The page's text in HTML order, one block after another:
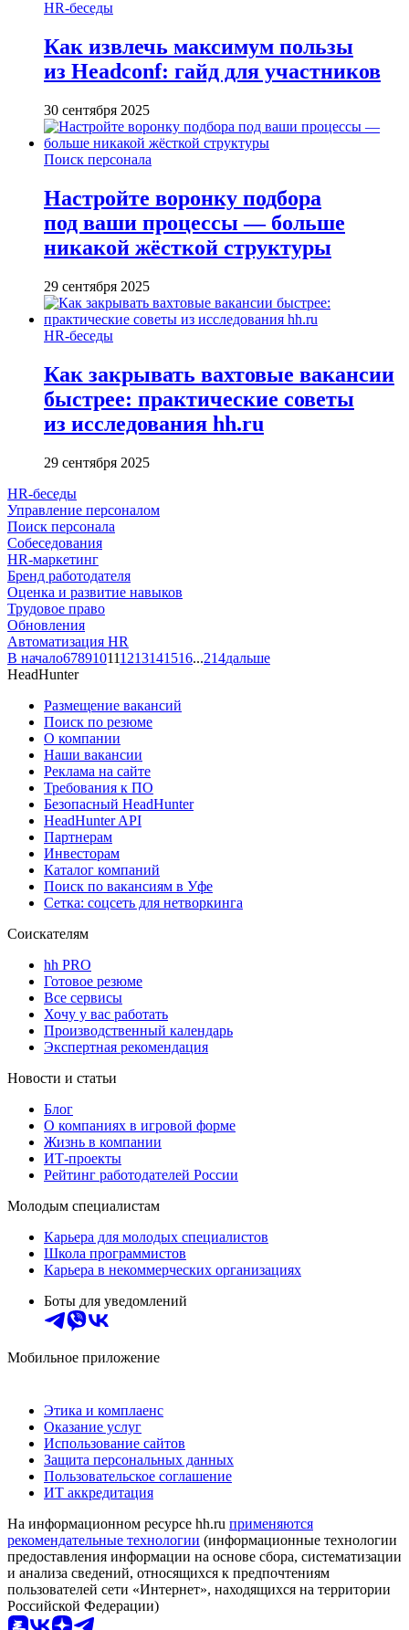
HR-беседы
Как извлечь максимум пользы
из Headсonf: гайд для участников
30 сентября 2025
Поиск персонала
Настройте воронку подбора
под ваши процессы — больше
никакой жёсткой структуры
29 сентября 2025
HR-беседы
Как закрывать вахтовые вакансии
быстрее: практические советы
из исследования hh.ru
29 сентября 2025
HR-беседы
Управление персоналом
Поиск персонала
Собеседования
HR-маркетинг
Бренд работодателя
Оценка и развитие навыков
Трудовое право
Обновления
Автоматизация HR
В начало678910111213141516...214дальше
HeadHunter
Размещение вакансий
Поиск по резюме
О компании
Наши вакансии
Реклама на сайте
Требования к ПО
Безопасный HeadHunter
HeadHunter API
Партнерам
Инвесторам
Каталог компаний
Поиск по вакансиям в Уфе
Сетка: соцсеть для нетворкинга
Соискателям
hh PRO
Готовое резюме
Все сервисы
Хочу у вас работать
Производственный календарь
Экспертная рекомендация
Новости и статьи
Блог
О компаниях в игровой форме
Жизнь в компании
ИТ-проекты
Рейтинг работодателей России
Молодым специалистам
Карьера для молодых специалистов
Школа программистов
Карьера в некоммерческих организациях
Боты для уведомлений
Мобильное приложение
Этика и комплаенс
Оказание услуг
Использование сайтов
Защита персональных данных
Пользовательское соглашение
ИТ аккредитация
На информационном ресурсе hh.ru применяются
рекомендательные технологии (информационные технологии
предоставления информации на основе сбора, систематизации
и анализа сведений, относящихся к предпочтениям
пользователей сети «Интернет», находящихся на территории
Российской Федерации)